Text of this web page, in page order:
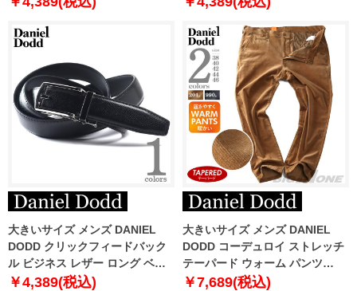
大きいサイズ メンズ DANIEL
DODD クリックフィードバック
ル ビジネス レザー ロング ベル
ト ロングサイズ azbl-259005
￥4,389(税込)
大きいサイズ メンズ DANIEL
DODD コーデュロイ ストレッチ
テーパード ウォーム パンツ
azp220502201t
￥7,689(税込)